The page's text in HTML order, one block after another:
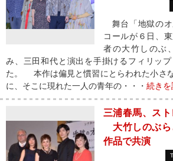
舞台「地獄のオ
コールが６日、
者の大竹しのぶ
み、三田和代と演出を手掛けるフィリッ
た。 本作は偏見と慣習にとらわれた小さ
に、そこに現れた一人の青年の・・・ 続きを
三浦春馬、ス
大竹しのぶら
作品で共演